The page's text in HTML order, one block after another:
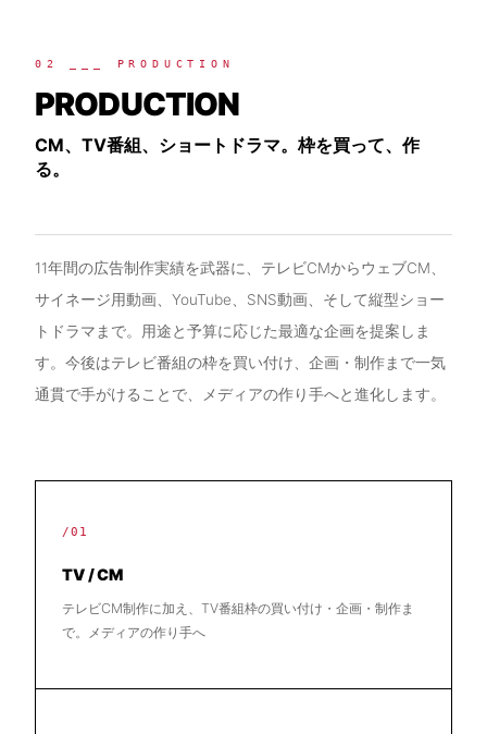
02 ___ PRODUCTION
PRODUCTION
CM、TV番組、ショートドラマ。枠を買って、作
る。
11年間の広告制作実績を武器に、テレビCMからウェブCM、
サイネージ用動画、YouTube、SNS動画、そして縦型ショー
トドラマまで。用途と予算に応じた最適な企画を提案しま
す。今後はテレビ番組の枠を買い付け、企画・制作まで一気
通貫で手がけることで、メディアの作り手へと進化します。
/01
TV / CM
テレビCM制作に加え、TV番組枠の買い付け・企画・制作ま
で。メディアの作り手へ